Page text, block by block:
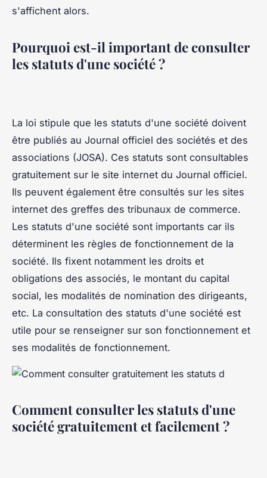
s'affichent alors.
Pourquoi est-il important de consulter
les statuts d'une société ?
La loi stipule que les statuts d'une société doivent
être publiés au Journal officiel des sociétés et des
associations (JOSA). Ces statuts sont consultables
gratuitement sur le site internet du Journal officiel.
Ils peuvent également être consultés sur les sites
internet des greffes des tribunaux de commerce.
Les statuts d'une société sont importants car ils
déterminent les règles de fonctionnement de la
société. Ils fixent notamment les droits et
obligations des associés, le montant du capital
social, les modalités de nomination des dirigeants,
etc. La consultation des statuts d'une société est
utile pour se renseigner sur son fonctionnement et
ses modalités de fonctionnement.
Comment consulter les statuts d'une
société gratuitement et facilement ?